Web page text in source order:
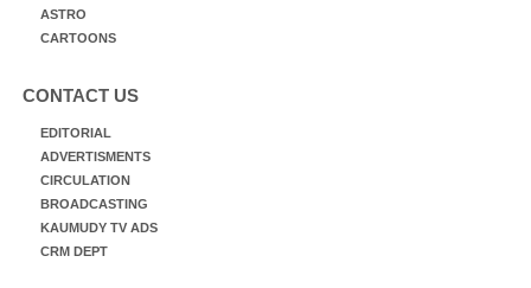
ASTRO
CARTOONS
CONTACT US
EDITORIAL
ADVERTISMENTS
CIRCULATION
BROADCASTING
KAUMUDY TV ADS
CRM DEPT